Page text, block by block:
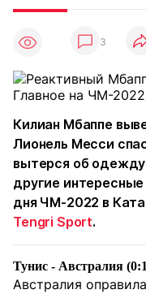
3
Килиан Мбаппе
Лионель Месси
вытерся об
другие
дня ЧМ-2022 в
Tengri Sport.
Тунис - Австралия
Австралия